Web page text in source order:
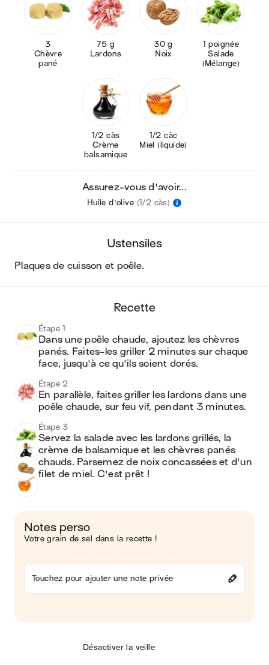
3
Chèvre
pané
75 g
Lardons
30 g
Noix
1 poignée
Salade
(Mélange)
1/2 càs
Crème
balsamique
1/2 càc
Miel (liquide)
Assurez-vous d'avoir...
Huile d'olive (1/2 càs)
ustensiles
plaques de cuisson et poêle.
recette
Étape 1
Dans une poêle chaude, ajoutez les chèvres
panés. Faites-les griller 2 minutes sur chaque
face, jusqu'à ce qu'ils soient dorés.
Étape 2
En parallèle, faites griller les lardons dans une
poêle chaude, sur feu vif, pendant 3 minutes.
Étape 3
Servez la salade avec les lardons grillés, la
crème de balsamique et les chèvres panés
chauds. Parsemez de noix concassées et d'un
filet de miel. C'est prêt !
Notes perso
Votre grain de sel dans la recette !
Touchez pour ajouter une note privée
Désactiver la veille